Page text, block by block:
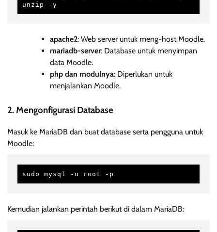
unzip -y
apache2: Web server untuk meng-host Moodle.
mariadb-server: Database untuk menyimpan
data Moodle.
php dan modulnya: Diperlukan untuk
menjalankan Moodle.
2. Mengonfigurasi Database
Masuk ke MariaDB dan buat database serta pengguna untuk
Moodle:
sudo mysql -u root -p
Kemudian jalankan perintah berikut di dalam MariaDB: